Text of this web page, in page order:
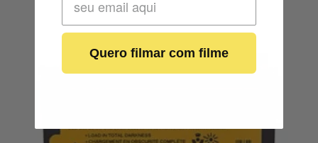
Quero filmar com filme